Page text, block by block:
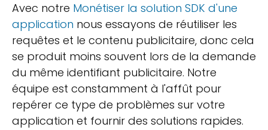
Avec notre Monétiser la solution SDK d'une
application nous essayons de réutiliser les
requêtes et le contenu publicitaire, donc cela
se produit moins souvent lors de la demande
du même identifiant publicitaire. Notre
équipe est constamment à l'affût pour
repérer ce type de problèmes sur votre
application et fournir des solutions rapides.